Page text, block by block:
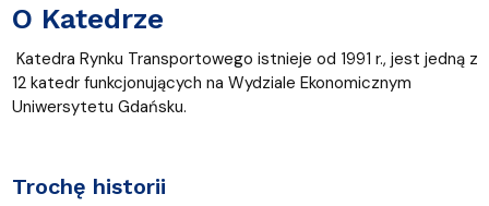
O Katedrze
Katedra Rynku Transportowego istnieje od 1991 r., jest jedną z
12 katedr funkcjonujących na Wydziale Ekonomicznym
Uniwersytetu Gdańsku.
Trochę historii